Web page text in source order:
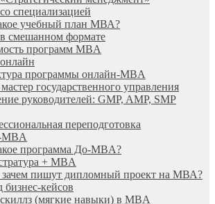
специализацией
учебный план МВА?
смешанном формате
программ MBA
программы онлайн-MBA
государственного управления
руководителей: GMP, AMP, SMP
переподготовка
программа До-MBA?
+ MBA
пишут дипломный проект на МВА?
бизнес-кейсов
(мягкие навыки) в MBA